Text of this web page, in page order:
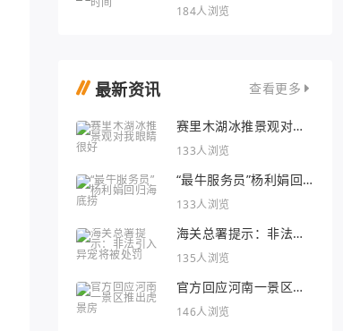
184人浏览
最新资讯 查看更多
赛里木湖冰推景观对我
眼睛很好
133人浏览
“最牛服务员”杨利娟回
归海底捞
133人浏览
海关总署提示：非法引
入异宠将被处罚
135人浏览
官方回应河南一景区推
出虎景房
146人浏览